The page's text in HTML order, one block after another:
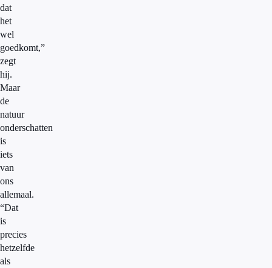
dat
het
wel
goedkomt,”
zegt
hij.
Maar
de
natuur
onderschatten
is
iets
van
ons
allemaal.
“Dat
is
precies
hetzelfde
als